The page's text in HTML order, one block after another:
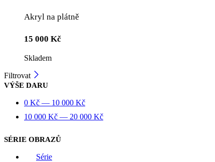
Akryl na plátně
15 000 Kč
Skladem
Filtrovat
VÝŠE DARU
0 Kč — 10 000 Kč
10 000 Kč — 20 000 Kč
SÉRIE OBRAZŮ
Série